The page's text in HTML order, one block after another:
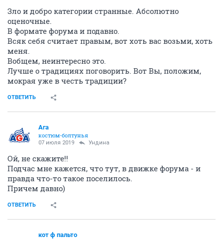
ситуации.
ОТВЕТИТЬ
Ага
костюм-болтунья
07 июля 2019
Силе зла этого форума? *уточняет*
Или в глобальном, так сказать, смысле?
совершает благо"
Ундинa
сурова, но справедлива
07 июля 2019
Вообще, конечно. У здешних сил масштаб не тот : )